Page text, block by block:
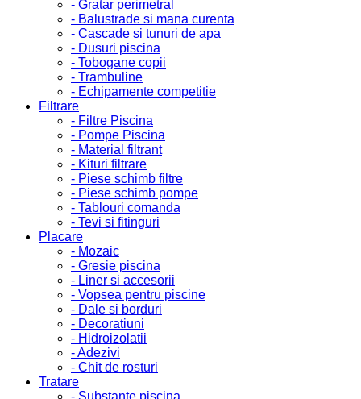
- Gratar perimetral
- Balustrade si mana curenta
- Cascade si tunuri de apa
- Dusuri piscina
- Tobogane copii
- Trambuline
- Echipamente competitie
Filtrare
- Filtre Piscina
- Pompe Piscina
- Material filtrant
- Kituri filtrare
- Piese schimb filtre
- Piese schimb pompe
- Tablouri comanda
- Tevi si fitinguri
Placare
- Mozaic
- Gresie piscina
- Liner si accesorii
- Vopsea pentru piscine
- Dale si borduri
- Decoratiuni
- Hidroizolatii
- Adezivi
- Chit de rosturi
Tratare